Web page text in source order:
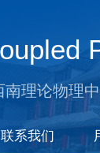
南理论物理
联系我们